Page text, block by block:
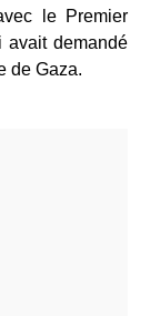
le Premier
avait demandé
de Gaza.